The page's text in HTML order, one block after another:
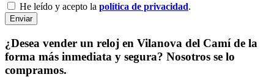
He leído y acepto la política de privacidad.
Enviar
¿Desea vender un reloj en Vilanova del Camí de la
forma más inmediata y segura? Nosotros se lo
compramos.